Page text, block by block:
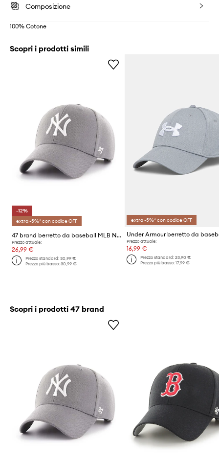
Composizione
100% Cotone
Scopri i prodotti simili
-12%
extra -5%* con codice OFF
47 brand berretto da baseball MLB New York Yankees
Prezzo attuale:
26,99 €
Prezzo standard:30,99 €
Prezzo più basso:30,99 €
extra -5%* con codice OFF
Under Armour berretto da
Prezzo attuale:
16,99 €
Prezzo standard: 23,90 €
Prezzo più basso: 17,99 €
Scopri i prodotti 47 brand